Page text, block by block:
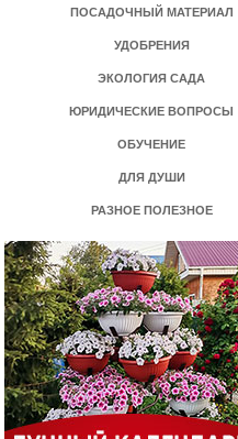
ПОСАДОЧНЫЙ МАТЕРИАЛ
УДОБРЕНИЯ
ЭКОЛОГИЯ САДА
ЮРИДИЧЕСКИЕ ВОПРОСЫ
ОБУЧЕНИЕ
ДЛЯ ДУШИ
РАЗНОЕ ПОЛЕЗНОЕ